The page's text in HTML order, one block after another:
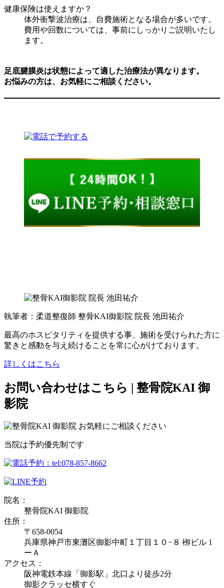
健康保険は使えますか？
体外衝撃波治療は、自費施術となる場合が多いです。
費用や回数については、事前にしっかりご説明いたし
ます。
足底腱膜炎は状態によって適した治療法が異なります。
お悩みの方は、お気軽にご相談ください。
執筆者：柔道整復師 整骨KAI御影院 院長 池田祐介
最高のホスピタリティを提供する事、施術を受けられた方に
驚きと感動を与え続けることを常に心がけております。
詳しくはこちら
お問い合わせはこちら | 整骨院KAI 御
影院
当院は予約優先制です
院名：
整骨院KAI 御影院
住所：
〒658-0054
兵庫県神戸市東灘区御影中町１丁目１０−８ 栁ビル 1
ーＡ
アクセス：
阪神電鉄本線「御影駅」北口より徒歩2分
御影クラッセ横すぐ